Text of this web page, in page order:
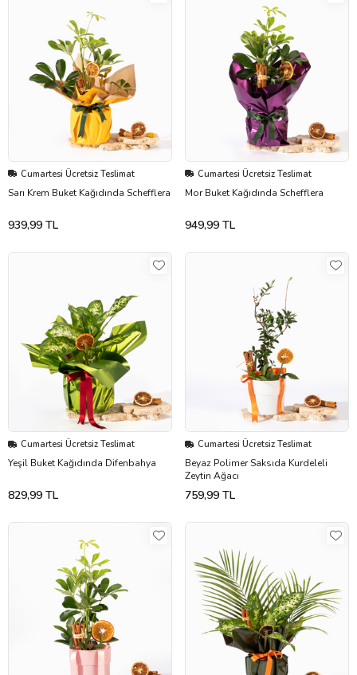
Cumartesi Ücretsiz Teslimat
Sarı Krem Buket Kağıdında Schefflera
939,99 TL
Cumartesi Ücretsiz Teslimat
Mor Buket Kağıdında Schefflera
949,99 TL
Cumartesi Ücretsiz Teslimat
Yeşil Buket Kağıdında Difenbahya
829,99 TL
Cumartesi Ücretsiz Teslimat
Beyaz Polimer Saksıda Kurdeleli
Zeytin Ağacı
759,99 TL